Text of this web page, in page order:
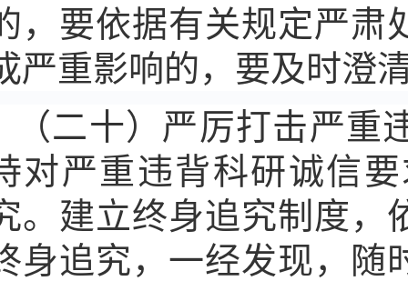
，要依据有关规定严肃
严重影响的，要及时澄
（二十）严厉打击严
对严重违背科研诚信
。建立终身追究制度，
身追究，一经发现，随